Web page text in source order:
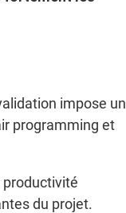
impose un
programming et
productivité
du projet.